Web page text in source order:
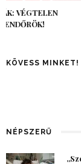
AZ AI-
EGÉSZ VILÁG
KÖVESS MINKET!
NÉPSZERŰ